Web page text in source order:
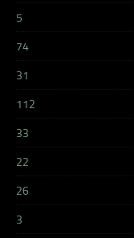
5
74
31
112
33
22
26
3